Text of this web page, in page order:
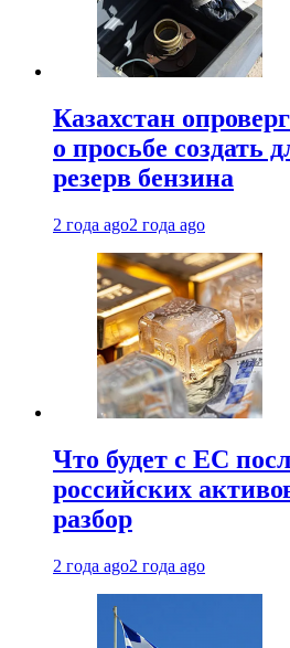
Казахстан
о просьбе создать
резерв бензина
2 года ago2 года ago
Что будет с ЕС
российских
разбор
2 года ago2 года ago